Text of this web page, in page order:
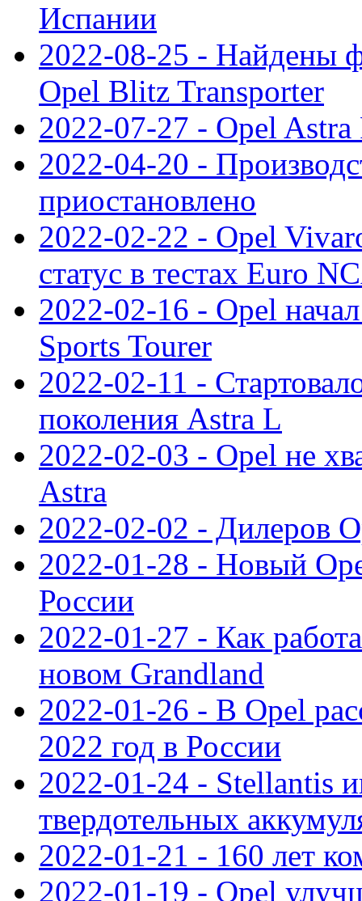
Испании
2022-08-25 - Найдены
Opel Blitz Transporter
2022-07-27 - Opel
2022-04-20 -
приостановлено
2022-02-22 - Opel
статус в тестах Euro
2022-02-16 - Opel
Sports Tourer
2022-02-11 -
поколения Astra L
2022-02-03 - Opel не
Astra
2022-02-02 - Дилеров
2022-01-28 - Новый
России
2022-01-27 - Как
новом Grandland
2022-01-26 - В Opel
2022 год в России
2022-01-24 - Stellantis
твердотельных
2022-01-21 - 160 лет
2022-01-19 - Opel